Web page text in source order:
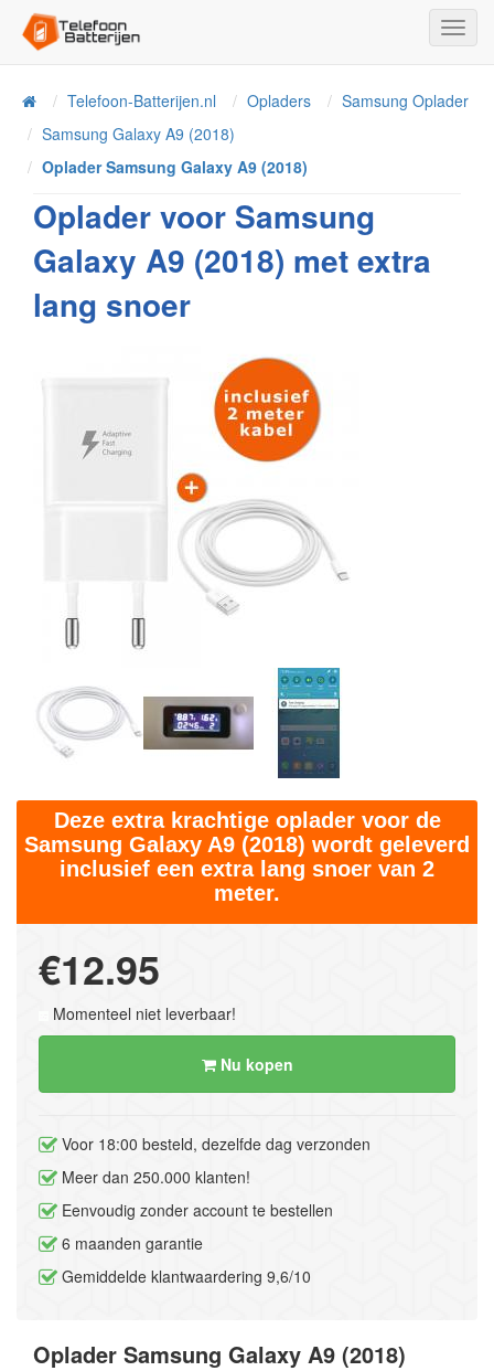
HomeTelefoon-Batterijen.nl Opladers
Samsung Oplader
Samsung Galaxy A9 (2018)
Oplader Samsung Galaxy A9 (2018)
Oplader voor Samsung
Galaxy A9 (2018) met extra
lang snoer
Deze extra krachtige oplader voor de
Samsung Galaxy A9 (2018) wordt geleverd
inclusief een extra lang snoer van 2
meter.
€12.95
Momenteel niet leverbaar!
Nu kopen
Voor 18:00 besteld, dezelfde dag verzonden
Meer dan 250.000 klanten!
Eenvoudig zonder account te bestellen
6 maanden garantie
Gemiddelde klantwaardering 9,6/10
Oplader Samsung Galaxy A9 (2018)